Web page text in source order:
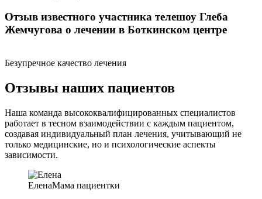
Отзыв известного участника телешоу Глеба
Жемчугова о лечении в Боткинском центре
Безупречное качество лечения
Отзывы наших пациентов
Наша команда высококвалифицированных специалистов
работает в тесном взаимодействии с каждым пациентом,
создавая индивидуальный план лечения, учитывающий не
только медицинские, но и психологические аспекты
зависимости.
ЕленаМама пациентки